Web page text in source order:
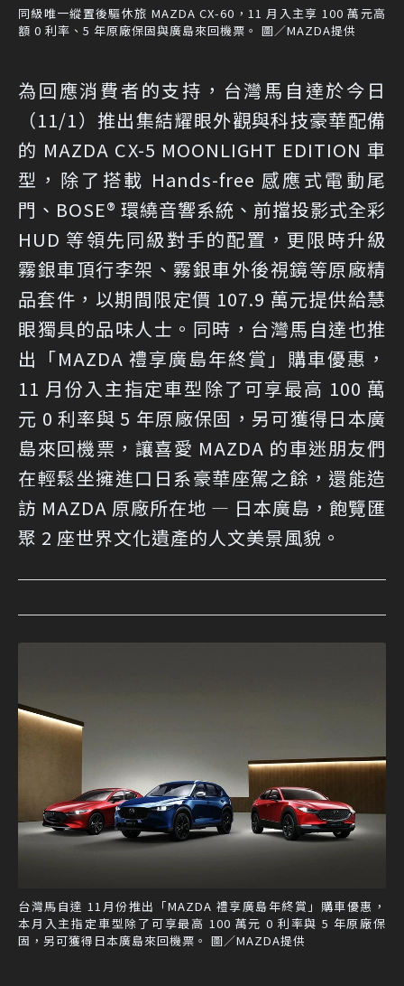
同級唯一縱置後驅休旅 MAZDA CX-60，11 月入主享 100 萬元高
額 0 利率、5 年原廠保固與廣島來回機票。 圖／MAZDA提供
為回應消費者的支持，台灣馬自達於今日
（11/1）推出集結耀眼外觀與科技豪華配備
的 MAZDA CX-5 MOONLIGHT EDITION 車
型，除了搭載 Hands-free 感應式電動尾
門、BOSE® 環繞音響系統、前擋投影式全彩
HUD 等領先同級對手的配置，更限時升級
霧銀車頂行李架、霧銀車外後視鏡等原廠精
品套件，以期間限定價 107.9 萬元提供給慧
眼獨具的品味人士。同時，台灣馬自達也推
出「MAZDA 禮享廣島年終賞」購車優惠，
11 月份入主指定車型除了可享最高 100 萬
元 0 利率與 5 年原廠保固，另可獲得日本廣
島來回機票，讓喜愛 MAZDA 的車迷朋友們
在輕鬆坐擁進口日系豪華座駕之餘，還能造
訪 MAZDA 原廠所在地 — 日本廣島，飽覽匯
聚 2 座世界文化遺產的人文美景風貌。
台灣馬自達 11月份推出「MAZDA 禮享廣島年終賞」購車優惠，
本月入主指定車型除了可享最高 100 萬元 0 利率與 5 年原廠保
固，另可獲得日本廣島來回機票。 圖／MAZDA提供